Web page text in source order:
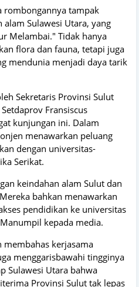
rombongannya tampak
Sulawesi Utara, yang
Melambai." Tidak hanya
flora dan fauna, tetapi juga
mendunia menjadi daya tarik
Sekretaris Provinsi Sulut
Fransiscus
kunjungan ini. Dalam
menawarkan peluang
dengan universitas-
Serikat.
keindahan alam Sulut dan
bahkan menawarkan
pendidikan ke universitas
kepada media.
membahas kerjasama
menggarisbawahi tingginya
Sulawesi Utara bahwa
Provinsi Sulut tak lepas